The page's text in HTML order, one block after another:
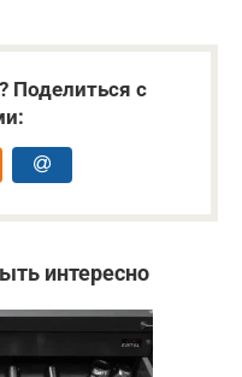
Поделиться с
интересно